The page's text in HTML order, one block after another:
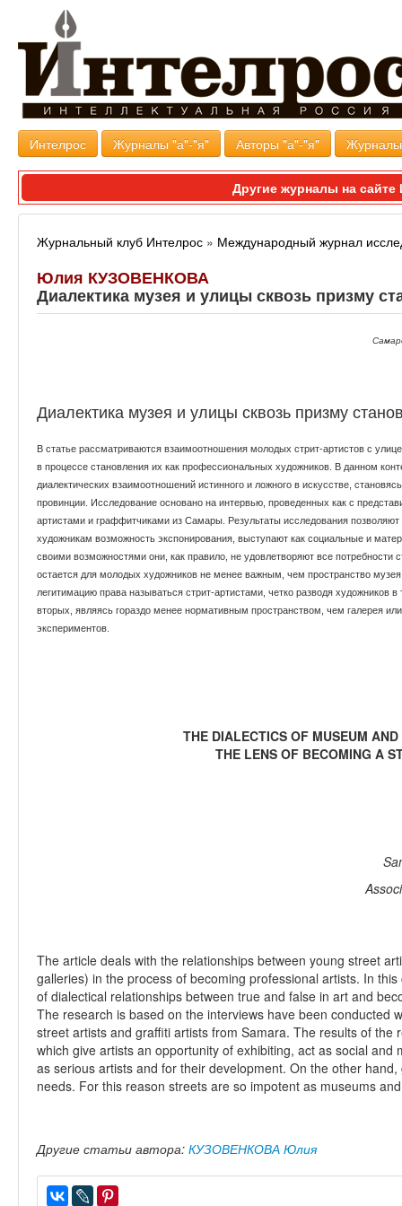
Интелрос Журналы "а"-"я" Авторы "а"-"я"
Другие журналы на
Журнальный клуб Интелрос » Международный журнал
Юлия КУЗОВЕНКОВА
Диалектика музея и улицы сквозь призму
Диалектика музея и улицы сквозь призму
В статье рассматриваются взаимоотношения молодых стрит-артистов с
в процессе становления их как профессиональных художников. В данном
диалектических взаимоотношений истинного и ложного в искусстве,
провинции. Исследование основано на интервью, проведенных как с
артистами и граффитчиками из Самары. Результаты исследования
художникам возможность экспонирования, выступают как социальные и
своими возможностями они, как правило, не удовлетворяют все потребности
остается для молодых художников не менее важным, чем пространство
легитимацию права называться стрит-артистами, четко разводя художников
вторых, являясь гораздо менее нормативным пространством, чем галерея
экспериментов.
THE DIALECTICS OF MUSEUM
THE LENS OF BECOMING A
The article deals with the relationships between young street
galleries) in the process of becoming professional artists. In
of dialectical relationships between true and false in art and
The research is based on the interviews have been conducted
street artists and graffiti artists from Samara. The results of the
which give artists an opportunity of exhibiting, act as social
as serious artists and for their development. On the other
needs. For this reason streets are so impotent as museums
Другие статьи автора: КУЗОВЕНКОВА Юлия